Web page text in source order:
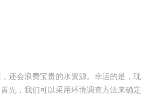
还会浪费宝贵的水资源。幸运的是，现
先，我们可以采用环境调查方法来确定